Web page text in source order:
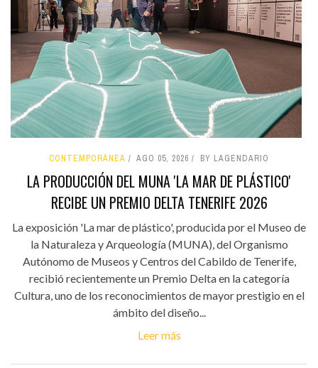
CONTEMPORÁNEA AGO 05, 2026 BY LAGENDARIO
LA PRODUCCIÓN DEL MUNA 'LA MAR DE PLÁSTICO'
RECIBE UN PREMIO DELTA TENERIFE 2026
La exposición 'La mar de plástico', producida por el Museo de
la Naturaleza y Arqueología (MUNA), del Organismo
Autónomo de Museos y Centros del Cabildo de Tenerife,
recibió recientemente un Premio Delta en la categoría
Cultura, uno de los reconocimientos de mayor prestigio en el
ámbito del diseño...
Leer más